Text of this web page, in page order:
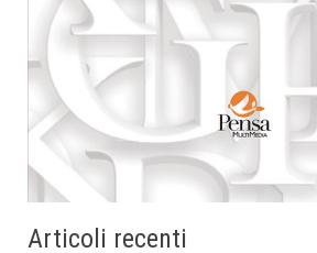
Articoli recenti